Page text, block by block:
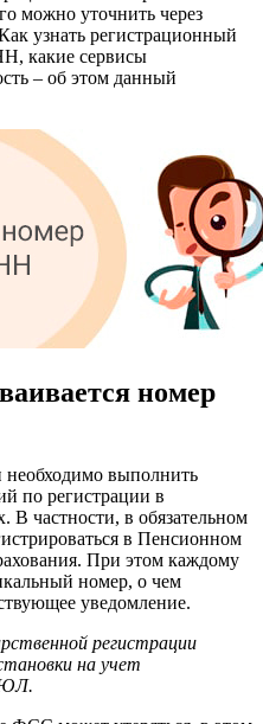
можно уточнить через
узнать регистрационный
какие сервисы
– об этом данный
номер
необходимо выполнить
по регистрации в
В частности, в обязательном
в Пенсионном
При этом каждому
номер, о чем
уведомление.
регистрации
на учет